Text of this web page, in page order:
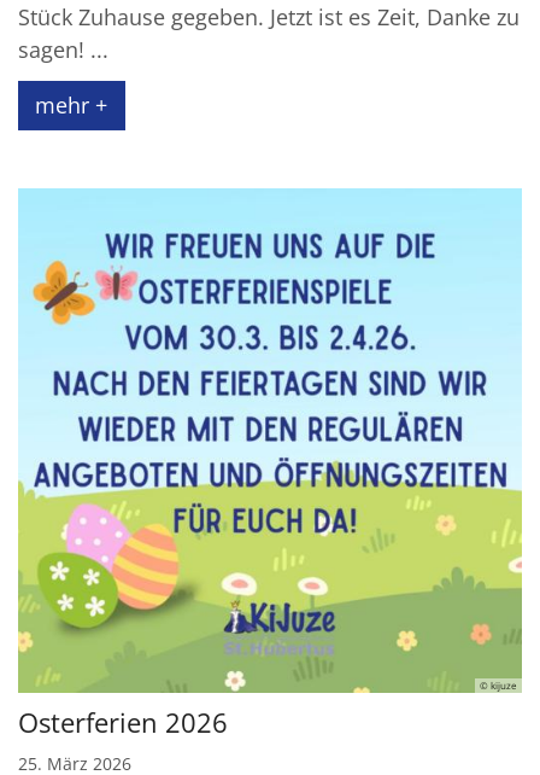
Stück Zuhause gegeben. Jetzt ist es Zeit, Danke zu
sagen! ...
mehr +
© kijuze
Osterferien 2026
25. März 2026